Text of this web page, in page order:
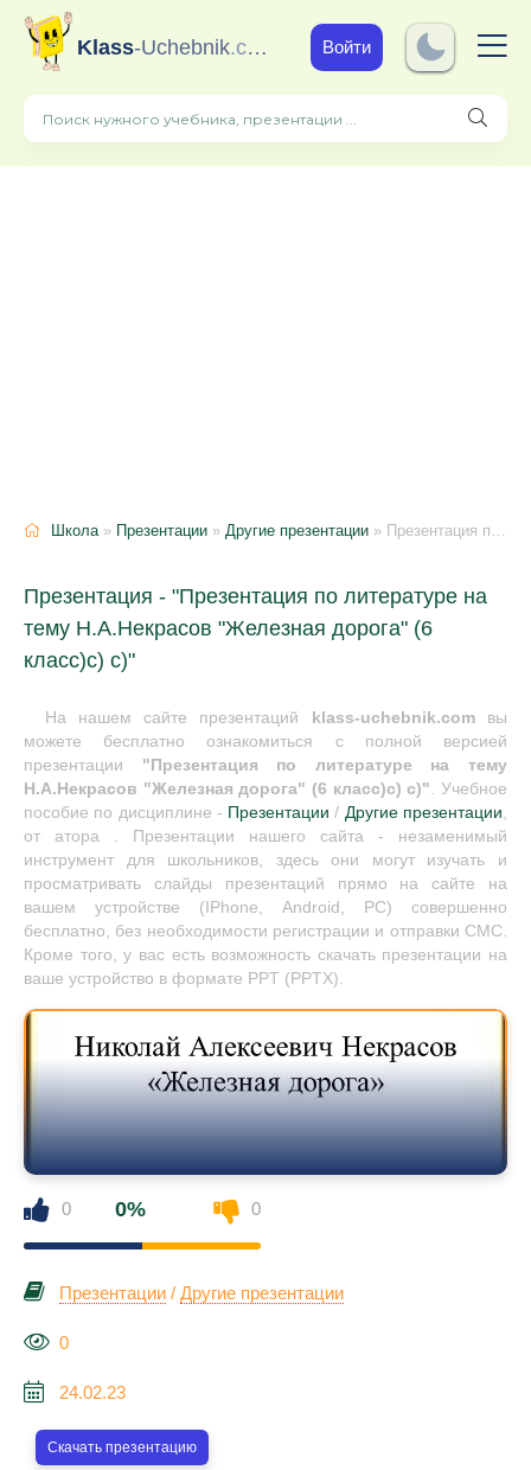
Klass-Uchebnik.com Войти
Школа» Презентации » Другие презентации » Презентация по литературе на тему Н.А.Некрасов "Железная дорога" (6 класс)с) с)
Презентация - "Презентация по литературе на
тему Н.А.Некрасов "Железная дорога" (6
класс)с) с)"
На нашем сайте презентаций klass-uchebnik.comвы
можете бесплатно ознакомиться с полной версией
презентации "Презентация по литературе на тему
Н.А.Некрасов "Железная дорога" (6 класс)с) с)". Учебное
пособие по дисциплине - Презентации / Другие презентации,
от атора . Презентации нашего сайта - незаменимый
инструмент для школьников, здесь они могут изучать и
просматривать слайды презентаций прямо на сайте на
вашем устройстве (IPhone, Android, PC) совершенно
бесплатно, без необходимости регистрации и отправки СМС.
Кроме того, у вас есть возможность скачать презентации на
ваше устройство в формате PPT (PPTX).
0 0% 0
Презентации / Другие презентации
0
24.02.23
Скачать презентацию